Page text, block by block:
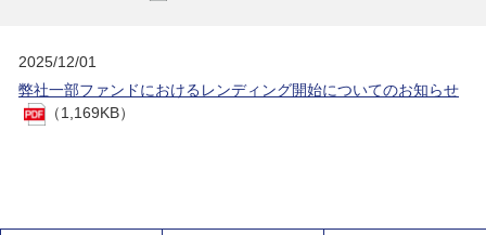
2025/12/01
弊社一部ファンドにおけるレンディング開始についてのお知らせ
（1,169KB）